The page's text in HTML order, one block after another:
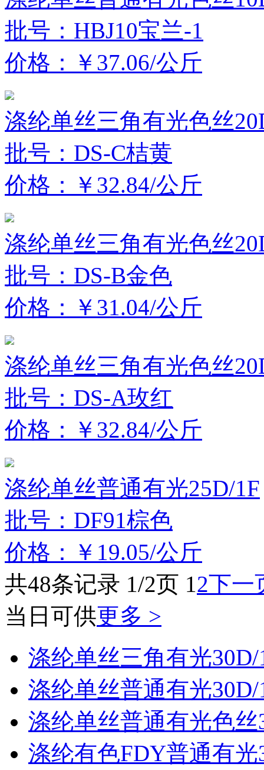
批号：HBJ10宝兰-1
价格：￥37.06/公斤
涤纶单丝三角有光色丝
批号：DS-C桔黄
价格：￥32.84/公斤
涤纶单丝三角有光色丝
批号：DS-B金色
价格：￥31.04/公斤
涤纶单丝三角有光色丝
批号：DS-A玫红
价格：￥32.84/公斤
涤纶单丝普通有光25D/1F
批号：DF91棕色
价格：￥19.05/公斤
共48条记录 1/2页 12下一
当日可供更多 >
涤纶单丝三角有光30D/
涤纶单丝普通有光30D/
涤纶单丝普通有光色丝
涤纶有色FDY普通有光